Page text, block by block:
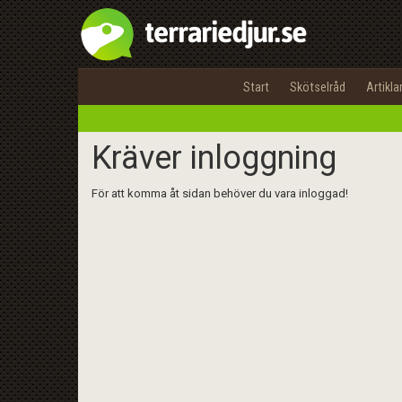
Start Skötselråd Artiklar
Kräver inloggning
För att komma åt sidan behöver du vara inloggad!